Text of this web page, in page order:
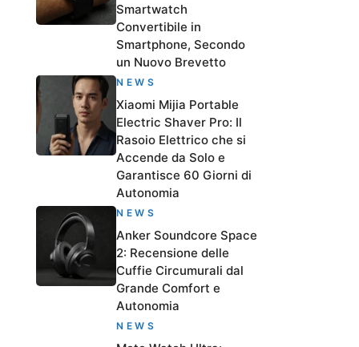
Smartwatch
Convertibile in
Smartphone, Secondo
un Nuovo Brevetto
NEWS
Xiaomi Mijia Portable
Electric Shaver Pro: Il
Rasoio Elettrico che si
Accende da Solo e
Garantisce 60 Giorni di
Autonomia
NEWS
Anker Soundcore Space
2: Recensione delle
Cuffie Circumurali dal
Grande Comfort e
Autonomia
NEWS